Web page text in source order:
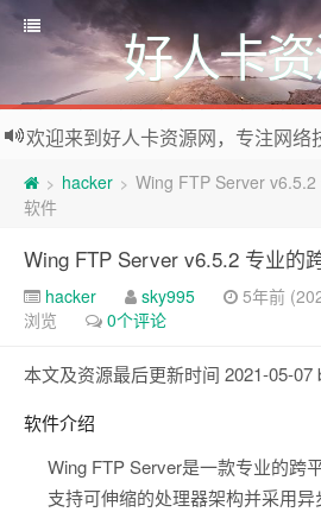
好人卡
> hacker > Wing FTP Server
软件
Wing FTP Server v6.5.2 专业的
hacker sky995 5年前
浏览
0个评论
本文及资源最后更新时间 2021-05-07
软件介绍
Wing FTP Server是一款专业的跨
支持可伸缩的处理器架构并采用